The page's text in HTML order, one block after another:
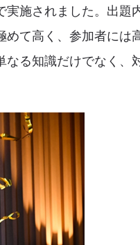
施されました。出題
て高く、参加者には
る知識だけでなく、